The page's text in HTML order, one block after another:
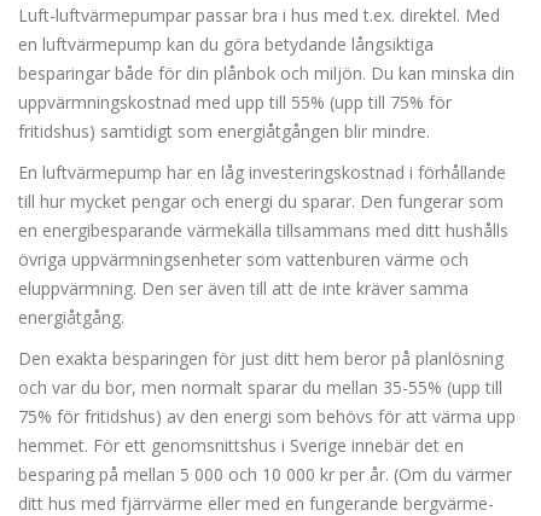
Luft-luftvärmepumpar passar bra i hus med t.ex. direktel. Med
en luftvärmepump kan du göra betydande långsiktiga
besparingar både för din plånbok och miljön. Du kan minska din
uppvärmningskostnad med upp till 55% (upp till 75% för
fritidshus) samtidigt som energiåtgången blir mindre.
En luftvärmepump har en låg investeringskostnad i förhållande
till hur mycket pengar och energi du sparar. Den fungerar som
en energibesparande värmekälla tillsammans med ditt hushålls
övriga uppvärmningsenheter som vattenburen värme och
eluppvärmning. Den ser även till att de inte kräver samma
energiåtgång.
Den exakta besparingen för just ditt hem beror på planlösning
och var du bor, men normalt sparar du mellan 35-55% (upp till
75% för fritidshus) av den energi som behövs för att värma upp
hemmet. För ett genomsnittshus i Sverige innebär det en
besparing på mellan 5 000 och 10 000 kr per år. (Om du värmer
ditt hus med fjärrvärme eller med en fungerande bergvärme-